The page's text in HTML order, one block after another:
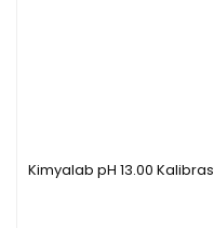
Kimyalab pH 13.00